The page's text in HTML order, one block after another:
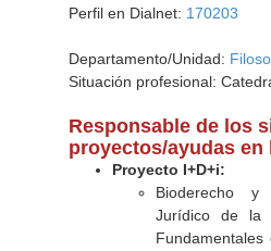
Perfil en Dialnet: 170203
Departamento/Unidad:
Situación profesional:
Responsable de los
proyectos/ayudas en
Proyecto I+D+i:
Bioderecho y
Jurídico de la